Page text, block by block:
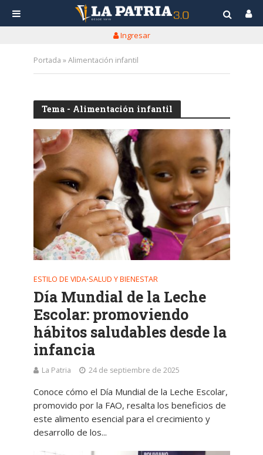
Ingresar
Portada »Alimentación infantil
Tema - Alimentación infantil
ESTILO DE VIDA•SALUD Y BIENESTAR
Día Mundial de la Leche
Escolar: promoviendo
hábitos saludables desde la
infancia
La Patria 24 de septiembre de 2025
Conoce cómo el Día Mundial de la Leche Escolar,
promovido por la FAO, resalta los beneficios de
este alimento esencial para el crecimiento y
desarrollo de los...